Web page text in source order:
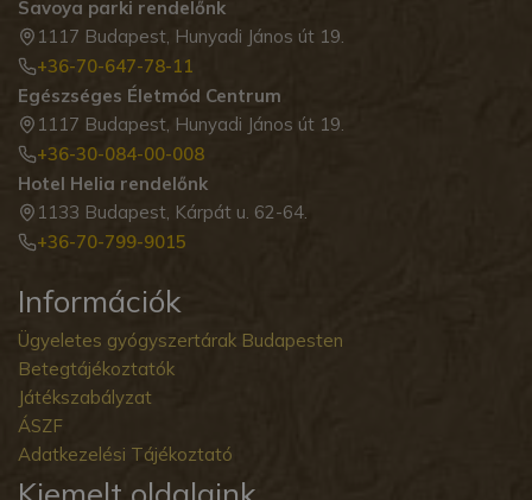
Savoya parki rendelőnk
1117 Budapest, Hunyadi János út 19.
+36-70-647-78-11
Egészséges Életmód Centrum
1117 Budapest, Hunyadi János út 19.
+36-30-084-00-008
Hotel Helia rendelőnk
1133 Budapest, Kárpát u. 62-64.
+36-70-799-9015
Információk
Ügyeletes gyógyszertárak Budapesten
Betegtájékoztatók
Játékszabályzat
ÁSZF
Adatkezelési Tájékoztató